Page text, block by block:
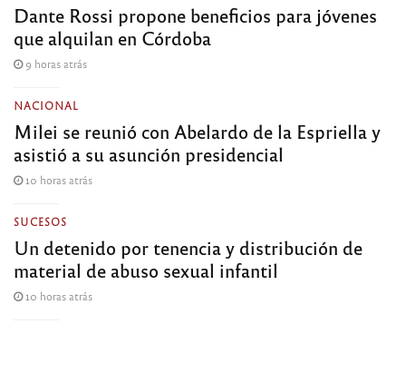
Dante Rossi propone beneficios para jóvenes
que alquilan en Córdoba
9 horas atrás
NACIONAL
Milei se reunió con Abelardo de la Espriella y
asistió a su asunción presidencial
10 horas atrás
SUCESOS
Un detenido por tenencia y distribución de
material de abuso sexual infantil
10 horas atrás